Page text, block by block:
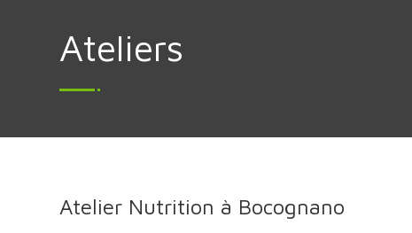
Ateliers
Atelier Nutrition à Bocognano